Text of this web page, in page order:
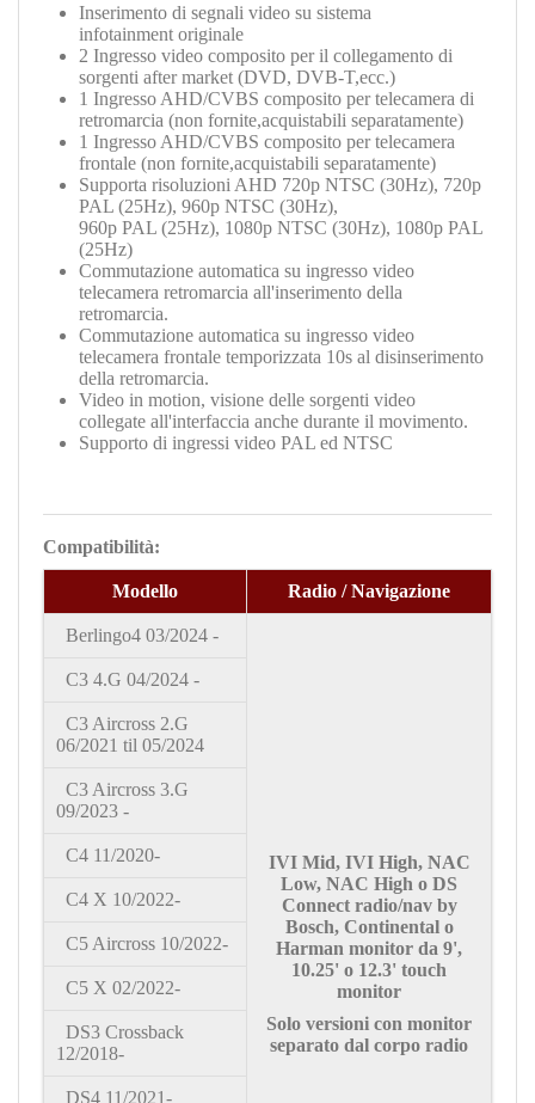
Inserimento di segnali video su sistema
infotainment originale
2 Ingresso video composito per il collegamento di
sorgenti after market (DVD, DVB-T,ecc.)
1 Ingresso AHD/CVBS composito per telecamera di
retromarcia (non fornite,acquistabili separatamente)
1 Ingresso AHD/CVBS composito per telecamera
frontale (non fornite,acquistabili separatamente)
Supporta risoluzioni AHD 720p NTSC (30Hz), 720p
PAL (25Hz), 960p NTSC (30Hz),
960p PAL (25Hz), 1080p NTSC (30Hz), 1080p PAL
(25Hz)
Commutazione automatica su ingresso video
telecamera retromarcia all'inserimento della
retromarcia.
Commutazione automatica su ingresso video
telecamera frontale temporizzata 10s al disinserimento
della retromarcia.
Video in motion, visione delle sorgenti video
collegate all'interfaccia anche durante il movimento.
Supporto di ingressi video PAL ed NTSC
Compatibilità:
Modello Radio / Navigazione
Berlingo4 03/2024 -
IVI Mid, IVI High, NAC
Low, NAC High o DS
Connect radio/nav by
Bosch, Continental o
Harman monitor da 9',
10.25' o 12.3' touch
monitor
Solo versioni con monitor
separato dal corpo radio
C3 4.G 04/2024 -
C3 Aircross 2.G
06/2021 til 05/2024
C3 Aircross 3.G
09/2023 -
C4 11/2020-
C4 X 10/2022-
C5 Aircross 10/2022-
C5 X 02/2022-
DS3 Crossback
12/2018-
DS4 11/2021-